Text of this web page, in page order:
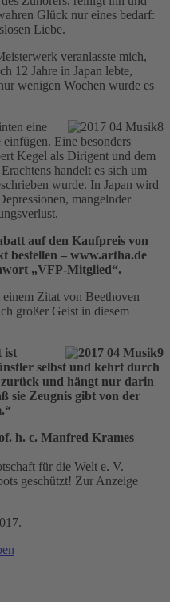
Glück nur eines bedarf:
Liebe.
veranlasste mich,
12 Jahre in Japan lebte,
wenigen Wochen wurde es
eine
Eine besonders
Kegel als Dirigent und dem
handelt es sich um
wurde. In Japan wird
mangelnder
auf den Kaufpreis von
bestellen – www.artha.de
„VFP-Mitglied“.
Zitat von Beethoven
großer Geist in diesem
ist
selbst und kehrt durch
und hängt nur darin
sie Zeugnis gibt von der
h. c. Manfred Krames
für die Welt e. V.
geschützt! Zur Anzeige
.